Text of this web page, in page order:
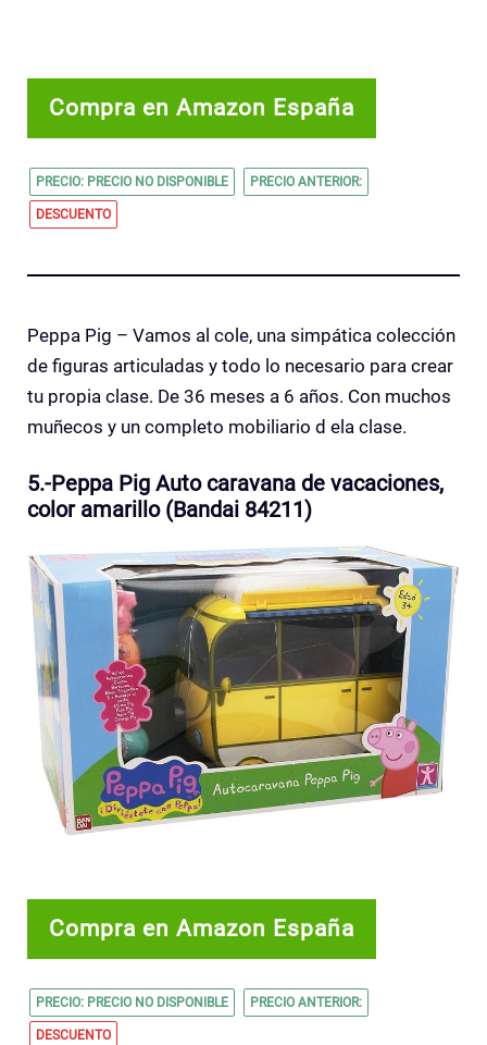
Compra en Amazon España
PRECIO: PRECIO NO DISPONIBLE PRECIO ANTERIOR:
DESCUENTO
Peppa Pig – Vamos al cole, una simpática colección
de figuras articuladas y todo lo necesario para crear
tu propia clase. De 36 meses a 6 años. Con muchos
muñecos y un completo mobiliario d ela clase.
5.-Peppa Pig Auto caravana de vacaciones,
color amarillo (Bandai 84211)
Compra en Amazon España
PRECIO: PRECIO NO DISPONIBLE PRECIO ANTERIOR:
DESCUENTO